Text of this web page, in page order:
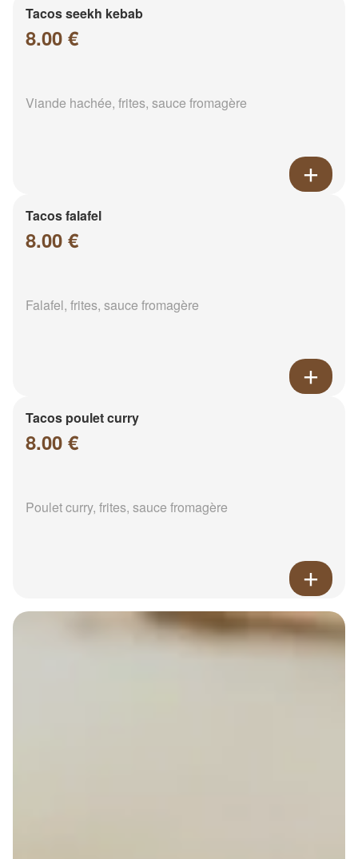
Tacos seekh kebab
8.00 €
Viande hachée, frites, sauce fromagère
Tacos falafel
8.00 €
Falafel, frites, sauce fromagère
Tacos poulet curry
8.00 €
Poulet curry, frites, sauce fromagère